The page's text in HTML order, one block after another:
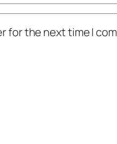
for the next time I